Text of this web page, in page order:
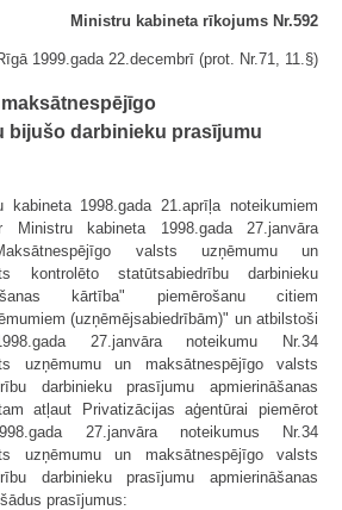
Ministru kabineta rīkojums Nr.592
1999.gada 22.decembrī (prot. Nr.71, 11.§)
bijušo darbinieku prasījumu
kabineta 1998.gada 21.aprīļa noteikumiem
Ministru kabineta 1998.gada 27.janvāra
valsts uzņēmumu un
kontrolēto statūtsabiedrību darbinieku
kārtība" piemērošanu citiem
(uzņēmējsabiedrībām)" un atbilstoši
27.janvāra noteikumu Nr.34
uzņēmumu un maksātnespējīgo valsts
darbinieku prasījumu apmierināšanas
atļaut Privatizācijas aģentūrai piemērot
27.janvāra noteikumus Nr.34
uzņēmumu un maksātnespējīgo valsts
darbinieku prasījumu apmierināšanas
prasījumus: